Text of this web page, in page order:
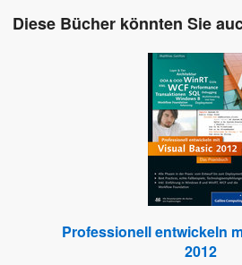
Diese Bücher könnten Sie
Professionell entwickeln
2012